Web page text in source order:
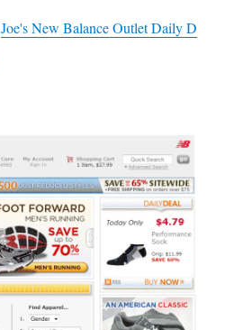
Joe's New Balance Outlet Daily D